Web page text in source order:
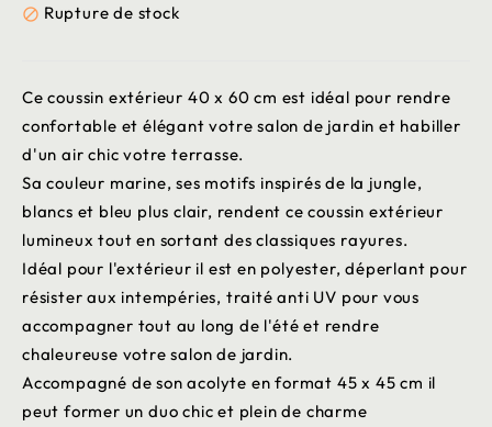
 Rupture de stock
Ce coussin extérieur 40 x 60 cm est idéal pour rendre
confortable et élégant votre salon de jardin et habiller
d'un air chic votre terrasse.
Sa couleur marine, ses motifs inspirés de la jungle,
blancs et bleu plus clair, rendent ce coussin extérieur
lumineux tout en sortant des classiques rayures.
Idéal pour l'extérieur il est en polyester, déperlant pour
résister aux intempéries, traité anti UV pour vous
accompagner tout au long de l'été et rendre
chaleureuse votre salon de jardin.
Accompagné de son acolyte en format 45 x 45 cm il
peut former un duo chic et plein de charme